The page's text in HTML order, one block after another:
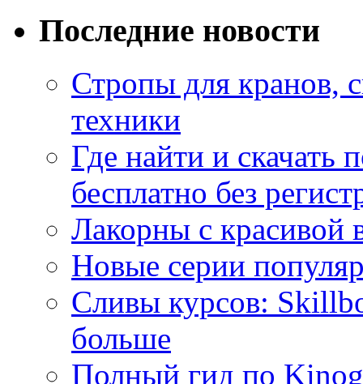
Последние новости
Стропы для кранов,
техники
Где найти и
бесплатно без
Лакорны с красивой
Новые серии
Сливы курсов:
больше
Полный гид по